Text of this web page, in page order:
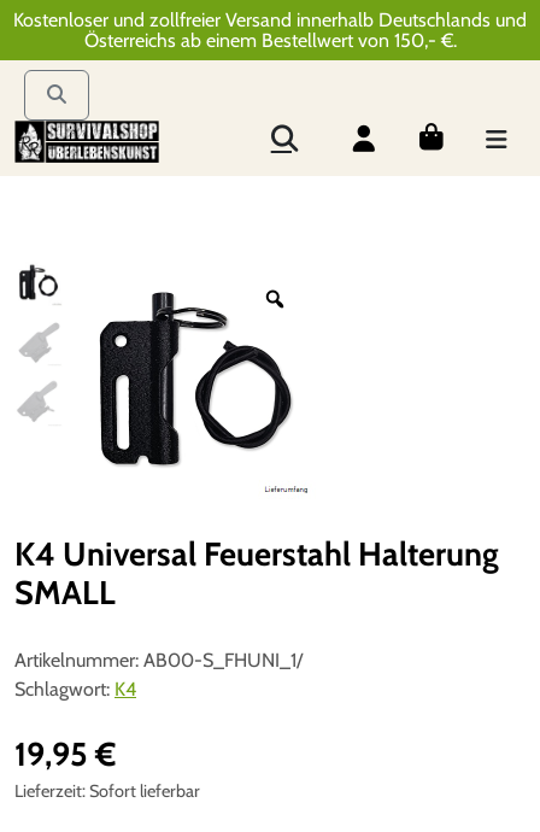
Kostenloser und zollfreier Versand innerhalb Deutschlands und
Österreichs ab einem Bestellwert von 150,- €.
K4 Universal Feuerstahl Halterung
SMALL
Artikelnummer: AB00-S_FHUNI_1/
Schlagwort: K4
19,95€
Lieferzeit:Sofort lieferbar